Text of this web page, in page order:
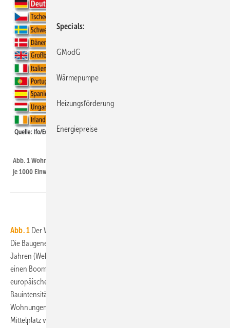
Abb. 1 Wohnungsneubau in Europa 2013 Prognose, Fertigstellungszahlen
je 1000 Einwohner
Abb. 1 Der Wohnungsbau in Deutschland ist auf Normalisierungskurs.
Die Baugenehmigungen lagen 2012 ein Drittel höher als vor drei
Jahren (Webcode 400025). Dass dies noch lange keine Anzeichen für
einen Boom sind, macht nach Auskunft von LBS Research der
europäische Vergleich deutlich. Laut Euroconstruct rückt die
Bauintensität hierzulande in diesem Jahr mit 2,5 fertiggestellten neuen
Wohnungen auf 1000 Einwohner unter allen 19 Ländern nur auf den
Mittelplatz vor. Die Übersicht der an Euroconstruct beteiligten Institute
Specials
GModG
Wärmepumpe
Heizungsförderung
Energiepreise